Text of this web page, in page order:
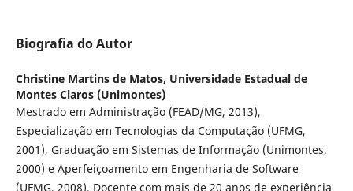
Biografia do Autor
Christine Martins de Matos, Universidade Estadual de
Montes Claros (Unimontes)
Mestrado em Administração (FEAD/MG, 2013),
Especialização em Tecnologias da Computação (UFMG,
2001), Graduação em Sistemas de Informação (Unimontes,
2000) e Aperfeiçoamento em Engenharia de Software
(UFMG, 2008). Docente com mais de 20 anos de experiência